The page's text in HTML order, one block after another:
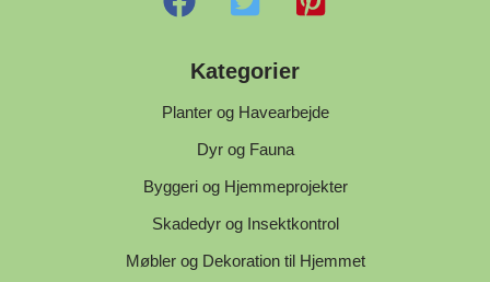
Kategorier
Planter og Havearbejde
Dyr og Fauna
Byggeri og Hjemmeprojekter
Skadedyr og Insektkontrol
Møbler og Dekoration til Hjemmet